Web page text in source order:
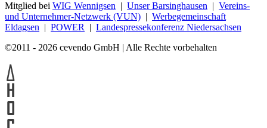
Mitglied bei WIG Wennigsen | Unser Barsinghausen | Vereins-
und Unternehmer-Netzwerk (VUN) | Werbegemeinschaft
Eldagsen | POWER | Landespressekonferenz Niedersachsen
©2011 - 2026 cevendo GmbH | Alle Rechte vorbehalten